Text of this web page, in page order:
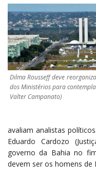
Dilma Rousseff deve
dos Ministérios para
Valter Campanato)
avaliam analistas
Eduardo Cardozo
governo da Bahia no
devem ser os homens de